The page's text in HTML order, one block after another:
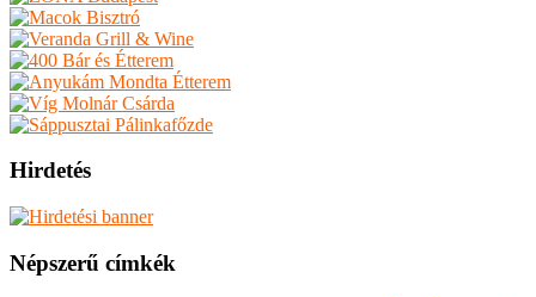
Hirdetés
Népszerű címkék